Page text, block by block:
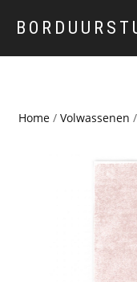
Home/ Volwassenen /